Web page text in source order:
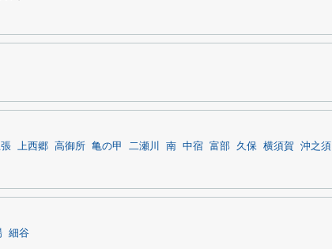
上西郷 高御所 亀の甲 二瀬川 南 中宿 富部 久保 横須賀 沖之須
細谷